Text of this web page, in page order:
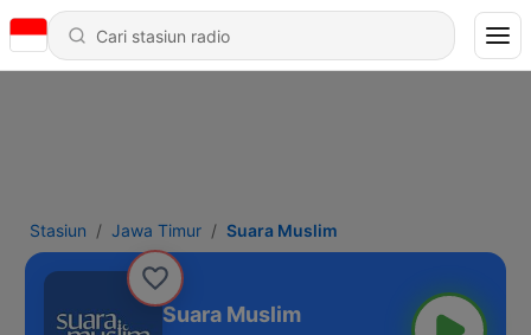
Stasiun Jawa Timur Suara Muslim
Suara Muslim